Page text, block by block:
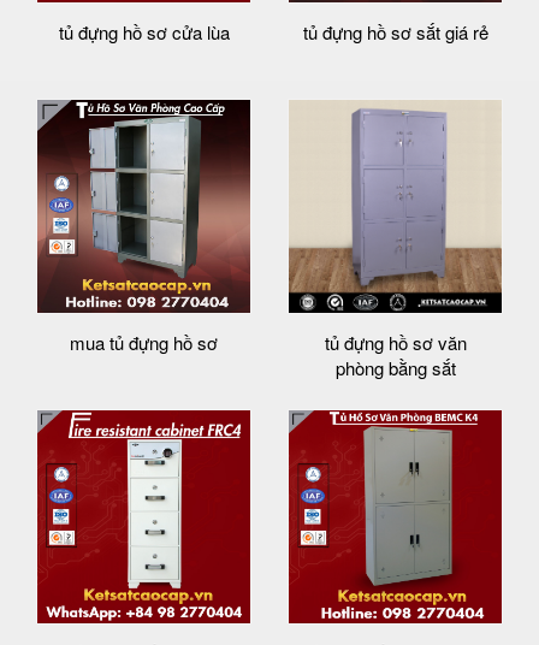
tủ đựng hồ sơ cửa lùa tủ đựng hồ sơ sắt giá rẻ
mua tủ đựng hồ sơ
tủ đựng hồ sơ văn
phòng bằng sắt